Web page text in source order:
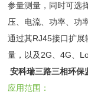
参量测量，同时可选
压、电流、功率、功
通过其RJ45接口扩展
量，以及2G、4G、
安科瑞三路三相环保
应用范围：